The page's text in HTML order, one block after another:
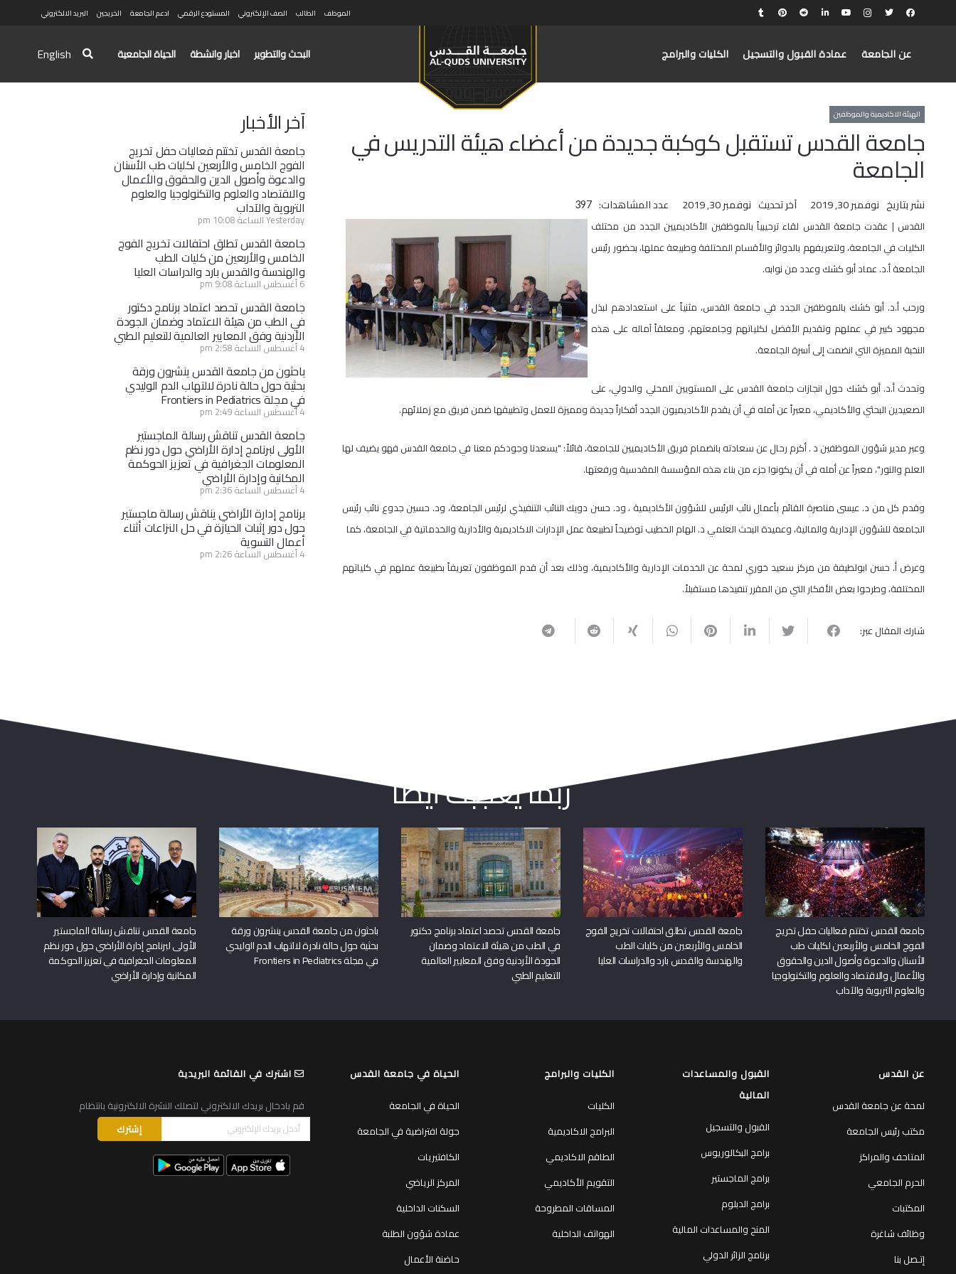
الموظف الطالب الصف الإلكتروني المستودع الرقمي ادعم الجامعة الخريجين البريد الالكتروني
عن الجامعة عمادة القبول والتسجيل الكليات والبرامج البحث والتطوير اخبار وانشطة الحياة الجامعية English
الهيئة الاكاديمية والموظفين
جامعة القدس تستقبل كوكبة جديدة من أعضاء هيئة التدريس في
الجامعة
نشر بتاريخ نوفمبر 30, 2019 آخر تحديث نوفمبر 30, 2019 عدد المشاهدات: 397
القدس | عقدت جامعة القدس لقاء ترحيبياً بالموظفين الأكاديميين الجدد من مختلف
الكليات في الجامعة، ولتعريفهم بالدوائر والأقسام المختلفة وطبيعة عملها، بحضور رئيس
الجامعة أ.د. عماد أبو كشك وعدد من نوابه.
ورحب أ.د. أبو كشك بالموظفين الجدد في جامعة القدس، مثنياً على استعدادهم لبذل
مجهود كبير في عملهم وتقديم الأفضل لكلياتهم وجامعتهم، ومعلقاً آماله على هذه
النخبة المميزة التي انضمت إلى أسرة الجامعة.
وتحدث أ.د. أبو كشك حول انجازات جامعة القدس على المستويين المحلي والدولي، على
الصعيدين البحثي والأكاديمي، معبراً عن أمله في أن يقدم الأكاديميون الجدد أفكاراً جديدة ومميزة للعمل وتطبيقها ضمن فريق مع زملائهم.
وعبر مدير شؤون الموظفين د . أكرم رحال عن سعادته بانضمام فريق الأكاديميين للجامعة، قائلاً: "يسعدنا وجودكم معنا في جامعة القدس فهو يضيف لها
العلم والنور"، معبراً عن أمله في أن يكونوا جزء من بناء هذه المؤسسة المقدسية ورفعتها.
وقدم كل من د. عيسى مناصرة القائم بأعمال نائب الرئيس للشؤون الأكاديمية ، ود. حسن دويك النائب التنفيذي لرئيس الجامعة، ود. حسين جدوع نائب رئيس
الجامعة للشؤون الإدارية والمالية، وعميدة البحث العلمي د. الهام الخطيب توضيحاً لطبيعة عمل الإدارات الاكاديمية والأدارية والخدماتية في الجامعة، كما
وعرض أ. حسن ابولطيفة من مركز سعيد خوري لمحة عن الخدمات الإدارية والأكاديمية، وذلك بعد أن قدم الموظفون تعريفاً بطبيعة عملهم في كلياتهم
المختلفة، وطرحوا بعض الأفكار التي من المقرر تنفيذها مستقبلاً.
شارك المقال عبر:
آخر الأخبار
جامعة القدس تختتم فعاليات حفل تخريج
الفوج الخامس والأربعين لكليات طب الأسنان
والدعوة وأصول الدين والحقوق والأعمال
والاقتصاد والعلوم والتكنولوجيا والعلوم
التربوية والآداب
Yesterday الساعة 10:08 pm
جامعة القدس تطلق احتفالات تخريج الفوج
الخامس والأربعين من كليات الطب
والهندسة والقدس بارد والدراسات العليا
6 أغسطس الساعة 9:08 pm
جامعة القدس تحصد اعتماد برنامج دكتور
في الطب من هيئة الاعتماد وضمان الجودة
الأردنية وفق المعايير العالمية للتعليم الطبي
4 أغسطس الساعة 2:58 pm
باحثون من جامعة القدس ينشرون ورقة
بحثية حول حالة نادرة لالتهاب الدم الوليدي
في مجلة Frontiers in Pediatrics
4 أغسطس الساعة 2:49 pm
جامعة القدس تناقش رسالة الماجستير
الأولى لبرنامج إدارة الأراضي حول دور نظم
المعلومات الجغرافية في تعزيز الحوكمة
المكانية وإدارة الأراضي
4 أغسطس الساعة 2:36 pm
برنامج إدارة الأراضي يناقش رسالة ماجستير
حول دور إثبات الحيازة في حل النزاعات أثناء
أعمال التسوية
4 أغسطس الساعة 2:26 pm
ربما يعجبك أيضا
جامعة القدس تختتم فعاليات حفل تخريج
الفوج الخامس والأربعين لكليات طب
الأسنان والدعوة وأصول الدين والحقوق
والأعمال والاقتصاد والعلوم والتكنولوجيا
والعلوم التربوية والآداب
جامعة القدس تطلق احتفالات تخريج الفوج
الخامس والأربعين من كليات الطب
والهندسة والقدس بارد والدراسات العليا
جامعة القدس تحصد اعتماد برنامج دكتور
في الطب من هيئة الاعتماد وضمان
الجودة الأردنية وفق المعايير العالمية
للتعليم الطبي
باحثون من جامعة القدس ينشرون ورقة
بحثية حول حالة نادرة لالتهاب الدم الوليدي
في مجلة Frontiers in Pediatrics
جامعة القدس تناقش رسالة الماجستير
الأولى لبرنامج إدارة الأراضي حول دور نظم
المعلومات الجغرافية في تعزيز الحوكمة
المكانية وإدارة الأراضي
عن القدس
لمحة عن جامعة القدس
مكتب رئيس الجامعة
المتاحف والمراكز
الحرم الجامعي
المكتبات
وظائف شاغرة
إتـصل بنا
القبول والمساعدات
المالية
القبول والتسجيل
برامج البكالوريوس
برامج الماجستير
برامج الدبلوم
المنح والمساعدات المالية
برنامج الزائر الدولي
الكليات والبرامج
الكليات
البرامج الاكاديمية
الطاقم الاكاديمي
التقويم الأكاديمي
المساقات المطروحة
الهواتف الداخلية
الحياة في جامعة القدس
الحياة في الجامعة
جولة افتراضية في الجامعة
الكافتيريات
المركز الرياضي
السكنات الداخلية
عمادة شؤون الطلبة
حاضنة الأعمال
اشترك في القائمة البريدية
قم بادخال بريدك الالكتروني لتصلك النشرة الالكترونية بانتظام